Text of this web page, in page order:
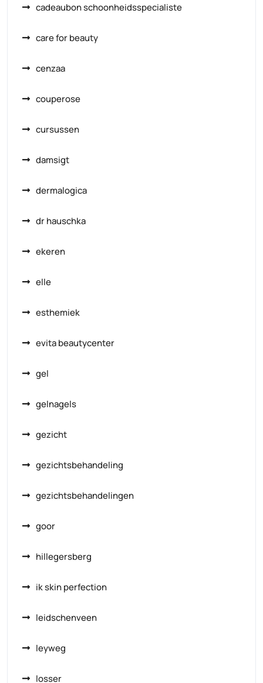
cadeaubon schoonheidsspecialiste
care for beauty
cenzaa
couperose
cursussen
damsigt
dermalogica
dr hauschka
ekeren
elle
esthemiek
evita beautycenter
gel
gelnagels
gezicht
gezichtsbehandeling
gezichtsbehandelingen
goor
hillegersberg
ik skin perfection
leidschenveen
leyweg
losser